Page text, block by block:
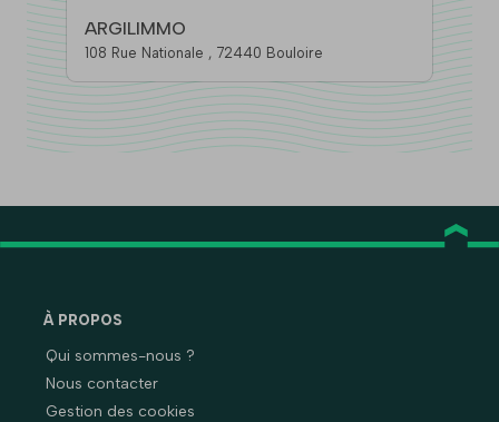
ARGILIMMO
108 Rue Nationale , 72440 Bouloire
À PROPOS
Qui sommes-nous ?
Nous contacter
Gestion des cookies